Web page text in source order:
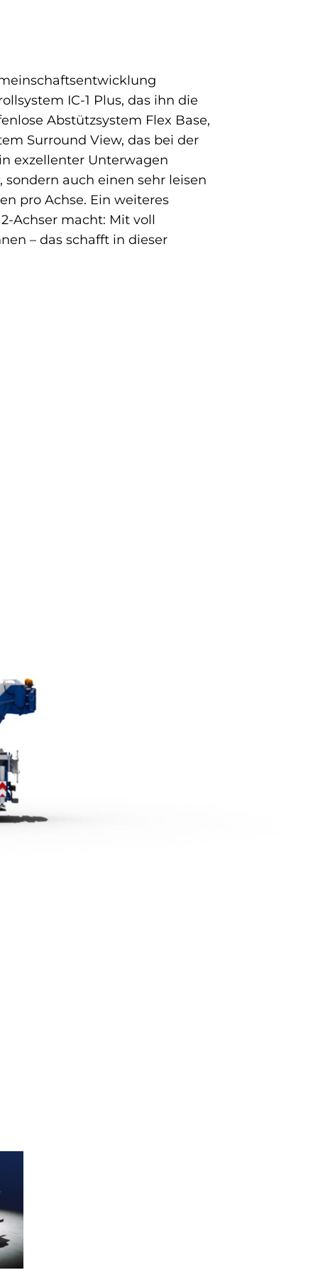
IC-1 Plus, das ihn die
Abstützsystem Flex Base,
Surround View, das bei der
exzellenter Unterwagen
auch einen sehr leisen
pro Achse. Ein weiteres
Achser macht: Mit voll
– das schafft in dieser